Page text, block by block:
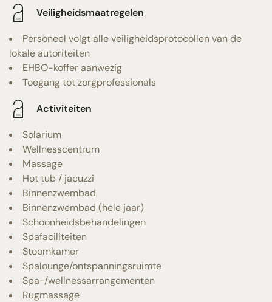
Veiligheidsmaatregelen
Personeel volgt alle veiligheidsprotocollen van de
lokale autoriteiten
EHBO-koffer aanwezig
Toegang tot zorgprofessionals
Activiteiten
Solarium
Wellnesscentrum
Massage
Hot tub / jacuzzi
Binnenzwembad
Binnenzwembad (hele jaar)
Schoonheidsbehandelingen
Spafaciliteiten
Stoomkamer
Spalounge/ontspanningsruimte
Spa-/wellnessarrangementen
Rugmassage